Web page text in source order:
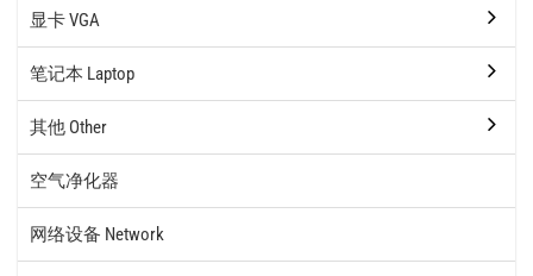
显卡 VGA
笔记本 Laptop
其他 Other
空气净化器
网络设备 Network